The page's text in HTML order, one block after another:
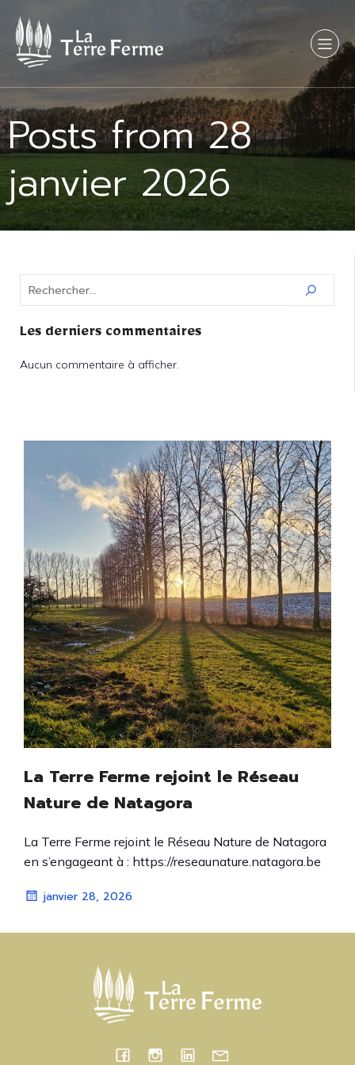
Posts from 28
janvier 2026
Les derniers commentaires
Aucun commentaire à afficher.
La Terre Ferme rejoint le Réseau
Nature de Natagora
La Terre Ferme rejoint le Réseau Nature de Natagora
en s’engageant à : https://reseaunature.natagora.be
janvier 28, 2026